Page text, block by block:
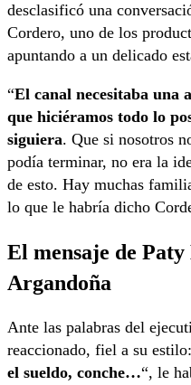
desclasificó una
Cordero, uno de los
apuntando a un delicado
“El canal necesitaba una
que hiciéramos todo lo
siguiera. Que si nosotros
podía terminar, no era la
de esto. Hay muchas
lo que le habría dicho
El mensaje de
Argandoña
Ante las palabras del
reaccionado, fiel a su
el sueldo, conche…“, le